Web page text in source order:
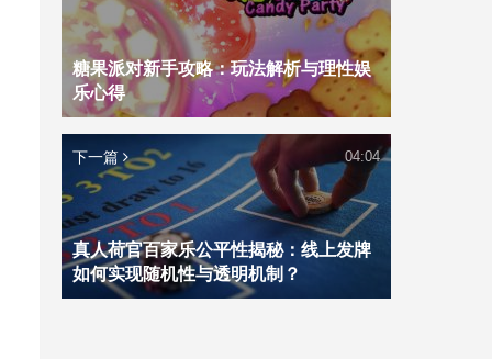
糖果派对新手攻略：玩法解析与理性娱
乐心得
下一篇
真人荷官百家乐公平性揭秘：线上发牌
如何实现随机性与透明机制？
04:04